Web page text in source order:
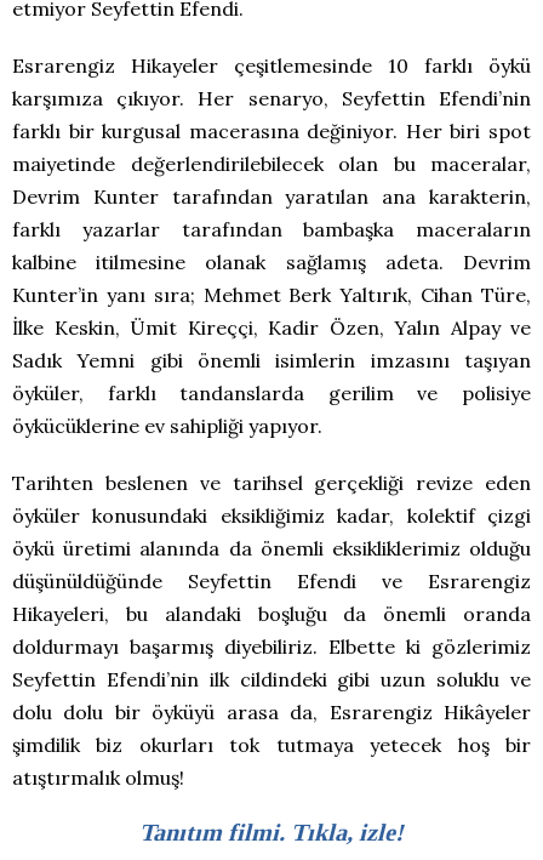
etmiyor Seyfettin Efendi.
Esrarengiz Hikayeler çeşitlemesinde 10 farklı öykü
karşımıza çıkıyor. Her senaryo, Seyfettin Efendi’nin
farklı bir kurgusal macerasına değiniyor. Her biri spot
maiyetinde değerlendirilebilecek olan bu maceralar,
Devrim Kunter tarafından yaratılan ana karakterin,
farklı yazarlar tarafından bambaşka maceraların
kalbine itilmesine olanak sağlamış adeta. Devrim
Kunter’in yanı sıra; Mehmet Berk Yaltırık, Cihan Türe,
İlke Keskin, Ümit Kireççi, Kadir Özen, Yalın Alpay ve
Sadık Yemni gibi önemli isimlerin imzasını taşıyan
öyküler, farklı tandanslarda gerilim ve polisiye
öykücüklerine ev sahipliği yapıyor.
Tarihten beslenen ve tarihsel gerçekliği revize eden
öyküler konusundaki eksikliğimiz kadar, kolektif çizgi
öykü üretimi alanında da önemli eksikliklerimiz olduğu
düşünüldüğünde Seyfettin Efendi ve Esrarengiz
Hikayeleri, bu alandaki boşluğu da önemli oranda
doldurmayı başarmış diyebiliriz. Elbette ki gözlerimiz
Seyfettin Efendi’nin ilk cildindeki gibi uzun soluklu ve
dolu dolu bir öyküyü arasa da, Esrarengiz Hikâyeler
şimdilik biz okurları tok tutmaya yetecek hoş bir
atıştırmalık olmuş!
Tanıtım filmi. Tıkla, izle!